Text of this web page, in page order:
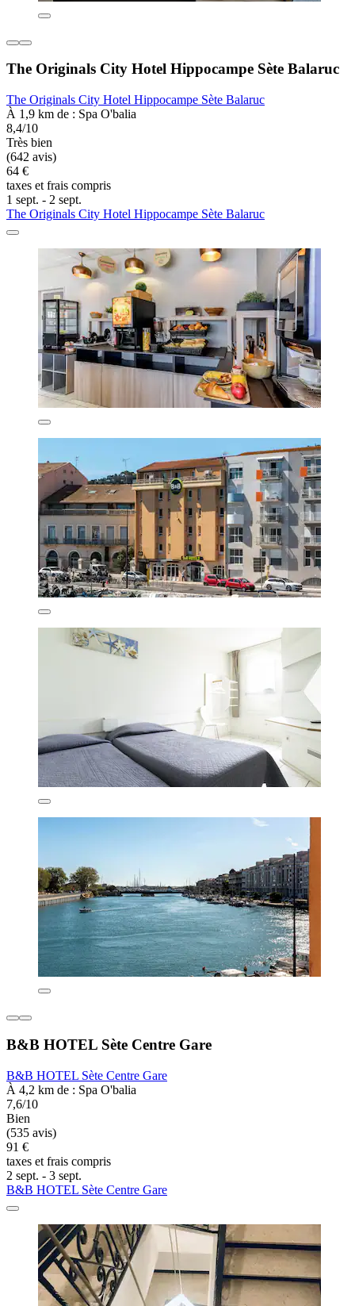
The Originals City Hotel Hippocampe Sète Balaruc
The Originals City Hotel Hippocampe Sète Balaruc
À 1,9 km de : Spa O'balia
8,4/10
Très bien
(642 avis)
64 €
taxes et frais compris
1 sept. - 2 sept.
The Originals City Hotel Hippocampe Sète Balaruc
B&B HOTEL Sète Centre Gare
B&B HOTEL Sète Centre Gare
À 4,2 km de : Spa O'balia
7,6/10
Bien
(535 avis)
91 €
taxes et frais compris
2 sept. - 3 sept.
B&B HOTEL Sète Centre Gare